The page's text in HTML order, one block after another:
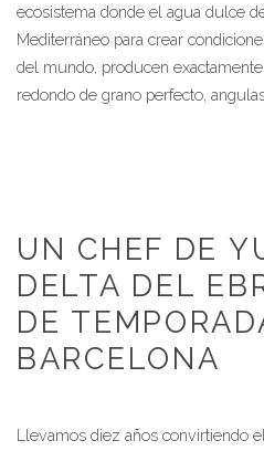
ecosistema donde el agua dulce
Mediterráneo para crear
del mundo, producen
redondo de grano perfecto,
UN CHEF DE
DELTA DEL
DE
BARCELONA
Llevamos diez años convirtiendo